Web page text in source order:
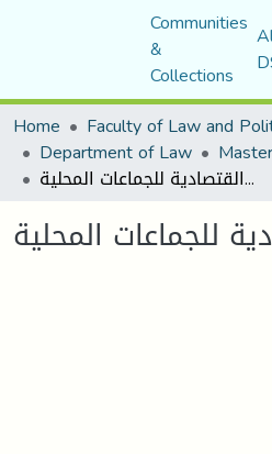
Communities
&
Collections
Home
Department of Law
الوظيفة االقتصادية للجماعات المحلية
للجماعات المحلية